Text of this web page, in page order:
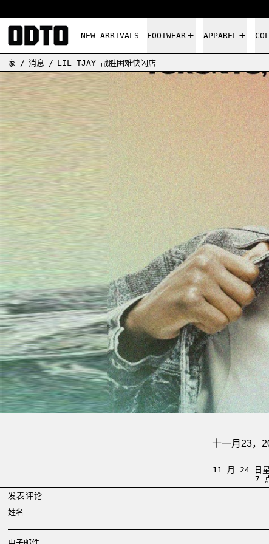
NEW ARRIVALS FOOTWEAR APPAREL
家 / 消息 / LIL TJAY 战胜困难快闪店
十一月23，
11 月 24 日星
7
发表评论
姓名